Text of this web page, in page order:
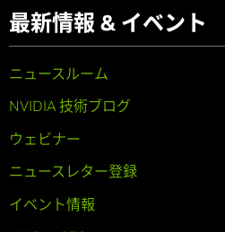
最新情報 & イベント
ニュースルーム
NVIDIA 技術ブログ
ウェビナー
ニュースレター登録
イベント情報